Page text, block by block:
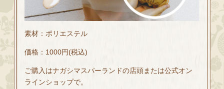
素材：ポリエステル
価格：1000円(税込)
ご購入はナガシマスパーランドの店頭または公式オン
ラインショップで。